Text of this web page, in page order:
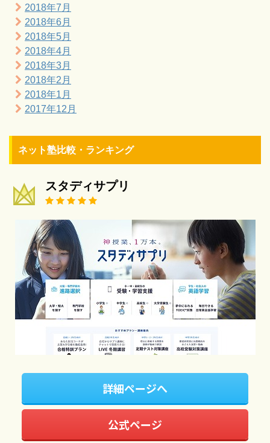
2018年7月
2018年6月
2018年5月
2018年4月
2018年3月
2018年2月
2018年1月
2017年12月
ネット塾比較・ランキング
スタディサプリ
詳細ページへ
公式ページ